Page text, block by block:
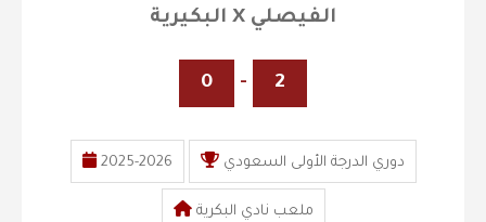
البكيرية X الفيصلي
0 - 2
2025-2026 دوري الدرجة الأولى السعودي
ملعب نادي البكرية